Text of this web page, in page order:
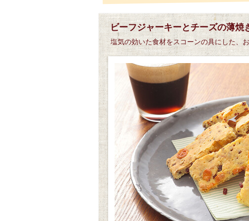
ビーフジャーキーとチーズの薄焼
塩気の効いた食材をスコーンの具にした、